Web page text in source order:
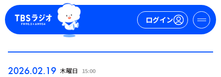
ログイン
2026.02.19 木曜日 15:00